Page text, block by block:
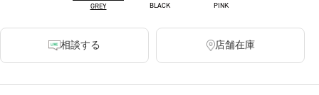
GREY BLACK PINK
相談する 店舗在庫